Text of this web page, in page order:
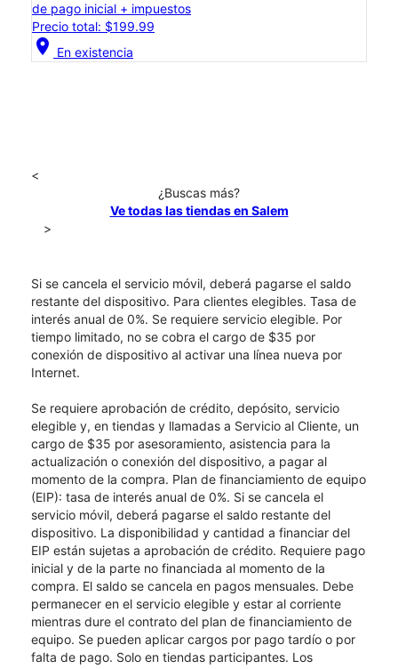
de pago inicial + impuestos
Precio total: $199.99
location_on En existencia
<
¿Buscas más?
Ve todas las tiendas en Salem
>
Si se cancela el servicio móvil, deberá pagarse el saldo
restante del dispositivo. Para clientes elegibles. Tasa de
interés anual de 0%. Se requiere servicio elegible. Por
tiempo limitado, no se cobra el cargo de $35 por
conexión de dispositivo al activar una línea nueva por
Internet.
Se requiere aprobación de crédito, depósito, servicio
elegible y, en tiendas y llamadas a Servicio al Cliente, un
cargo de $35 por asesoramiento, asistencia para la
actualización o conexión del dispositivo, a pagar al
momento de la compra. Plan de financiamiento de equipo
(EIP): tasa de interés anual de 0%. Si se cancela el
servicio móvil, deberá pagarse el saldo restante del
dispositivo. La disponibilidad y cantidad a financiar del
EIP están sujetas a aprobación de crédito. Requiere pago
inicial y de la parte no financiada al momento de la
compra. El saldo se cancela en pagos mensuales. Debe
permanecer en el servicio elegible y estar al corriente
mientras dure el contrato del plan de financiamiento de
equipo. Se pueden aplicar cargos por pago tardío o por
falta de pago. Solo en tiendas participantes. Los